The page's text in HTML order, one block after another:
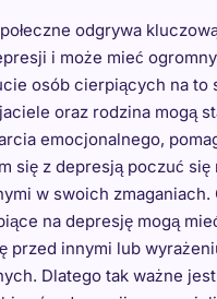
odgrywa
i może mieć ogromny
osób cierpiących na to
oraz rodzina mogą
emocjonalnego,
się z depresją poczuć się
w swoich zmaganiach.
na depresję mogą
przed innymi lub
Dlatego tak ważne